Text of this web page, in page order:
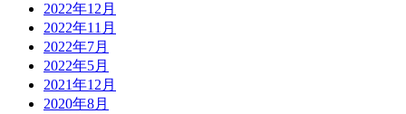
2022年12月
2022年11月
2022年7月
2022年5月
2021年12月
2020年8月